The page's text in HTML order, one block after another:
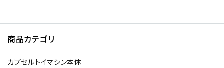
商品カテゴリ
カプセルトイマシン本体